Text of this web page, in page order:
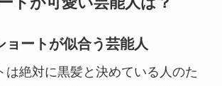
ョートが似合う芸能人
は絶対に黒髪と決めている人のた